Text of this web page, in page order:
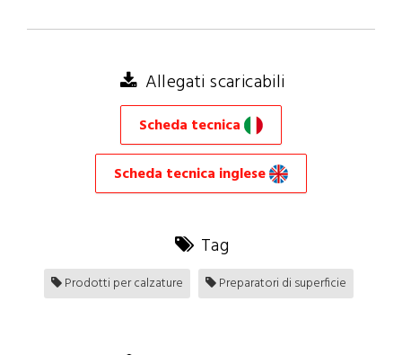
Allegati scaricabili
Scheda tecnica
Scheda tecnica inglese
Tag
Prodotti per calzature Preparatori di superficie